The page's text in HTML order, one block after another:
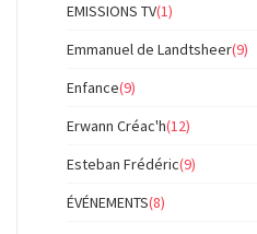
EMISSIONS TV(1)
Emmanuel de Landtsheer(9)
Enfance(9)
Erwann Créac'h(12)
Esteban Frédéric(9)
ÉVÉNEMENTS(8)